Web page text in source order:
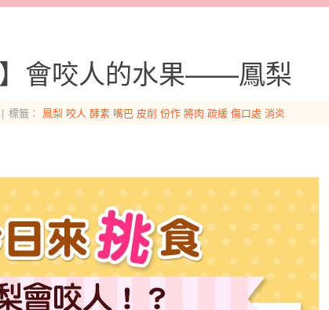
】會咬人的水果——鳳梨
標籤： 鳳梨 咬人 酵素 嘴巴 皮削 份作 將肉 疏緩 傷口處 消炎